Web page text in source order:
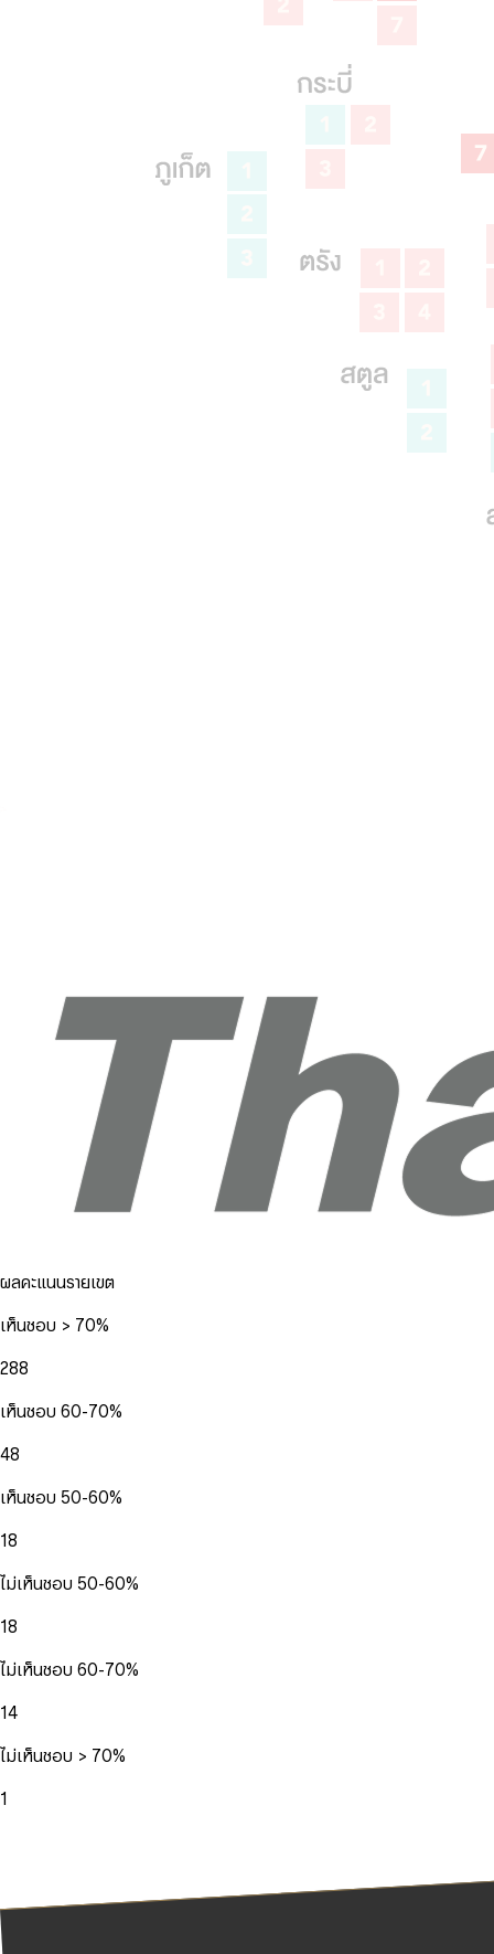
ผลคะแนนรายเขต
เห็นชอบ > 70%
288
เห็นชอบ 60-70%
48
เห็นชอบ 50-60%
18
ไม่เห็นชอบ 50-60%
18
ไม่เห็นชอบ 60-70%
14
ไม่เห็นชอบ > 70%
1